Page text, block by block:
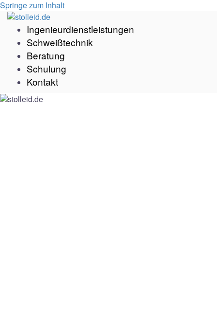
Springe zum Inhalt
Ingenieurdienstleistungen
Schweißtechnik
Beratung
Schulung
Kontakt